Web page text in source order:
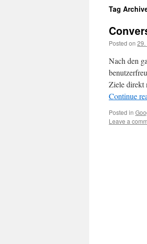
content
Tag
Posted on 29.
Nach den
Ziele direkt
Continue
Posted in
Leave a